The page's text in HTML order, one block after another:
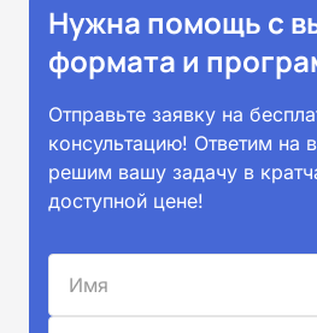
Нужна помощь с
формата и
Отправьте заявку на
консультацию! Ответим на
решим вашу задачу в
доступной цене!